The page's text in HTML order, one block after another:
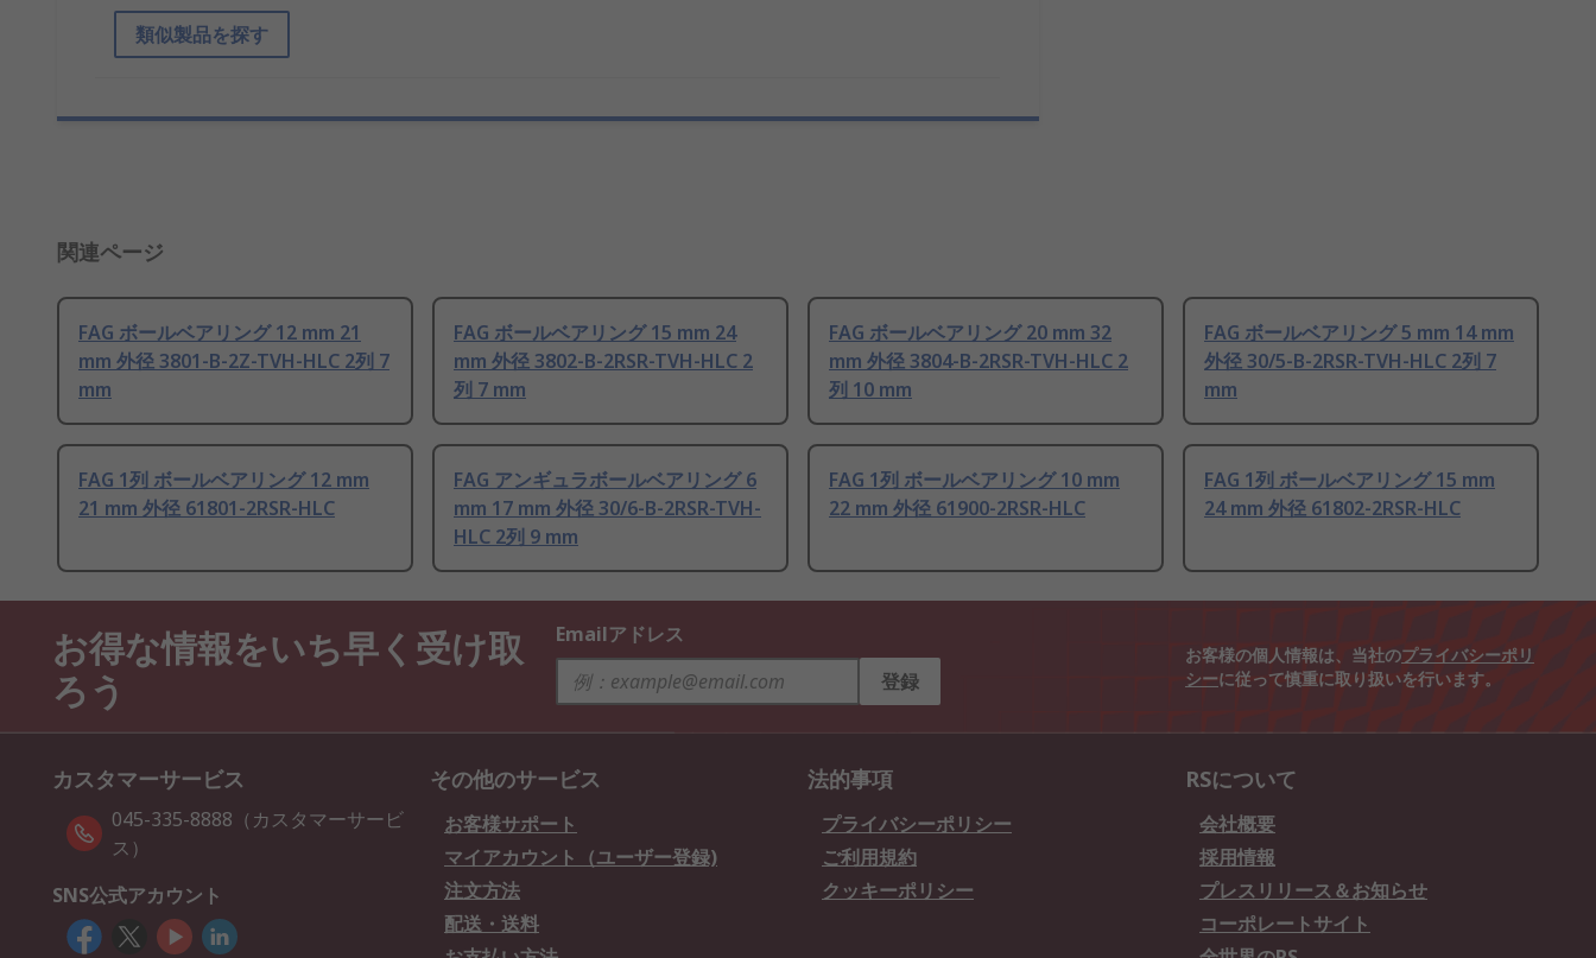
類似製品を探す
関連ページ
FAG ボールベアリング 12 mm 21
mm 外径 3801-B-2Z-TVH-HLC 2列 7
mm
FAG ボールベアリング 15 mm 24
mm 外径 3802-B-2RSR-TVH-HLC 2
列 7 mm
FAG ボールベアリング 20 mm 32
mm 外径 3804-B-2RSR-TVH-HLC 2
列 10 mm
FAG ボールベアリング 5 mm 14 mm
外径 30/5-B-2RSR-TVH-HLC 2列 7
mm
FAG 1列 ボールベアリング 12 mm
21 mm 外径 61801-2RSR-HLC
FAG アンギュラボールベアリング 6
mm 17 mm 外径 30/6-B-2RSR-TVH-
HLC 2列 9 mm
FAG 1列 ボールベアリング 10 mm
22 mm 外径 61900-2RSR-HLC
FAG 1列 ボールベアリング 15 mm
24 mm 外径 61802-2RSR-HLC
お得な情報をいち早く受け取
ろう
Emailアドレス
登録
お客様の個人情報は、当社のプライバシーポリ
シーに従って慎重に取り扱いを行います。
カスタマーサービス
045-335-8888（カスタマーサービ
ス）
SNS公式アカウント
その他のサービス
お客様サポート
マイアカウント（ユーザー登録)
注文方法
配送・送料
法的事項
プライバシーポリシー
ご利用規約
クッキーポリシー
RSについて
会社概要
採用情報
プレスリリース＆お知らせ
コーポレートサイト